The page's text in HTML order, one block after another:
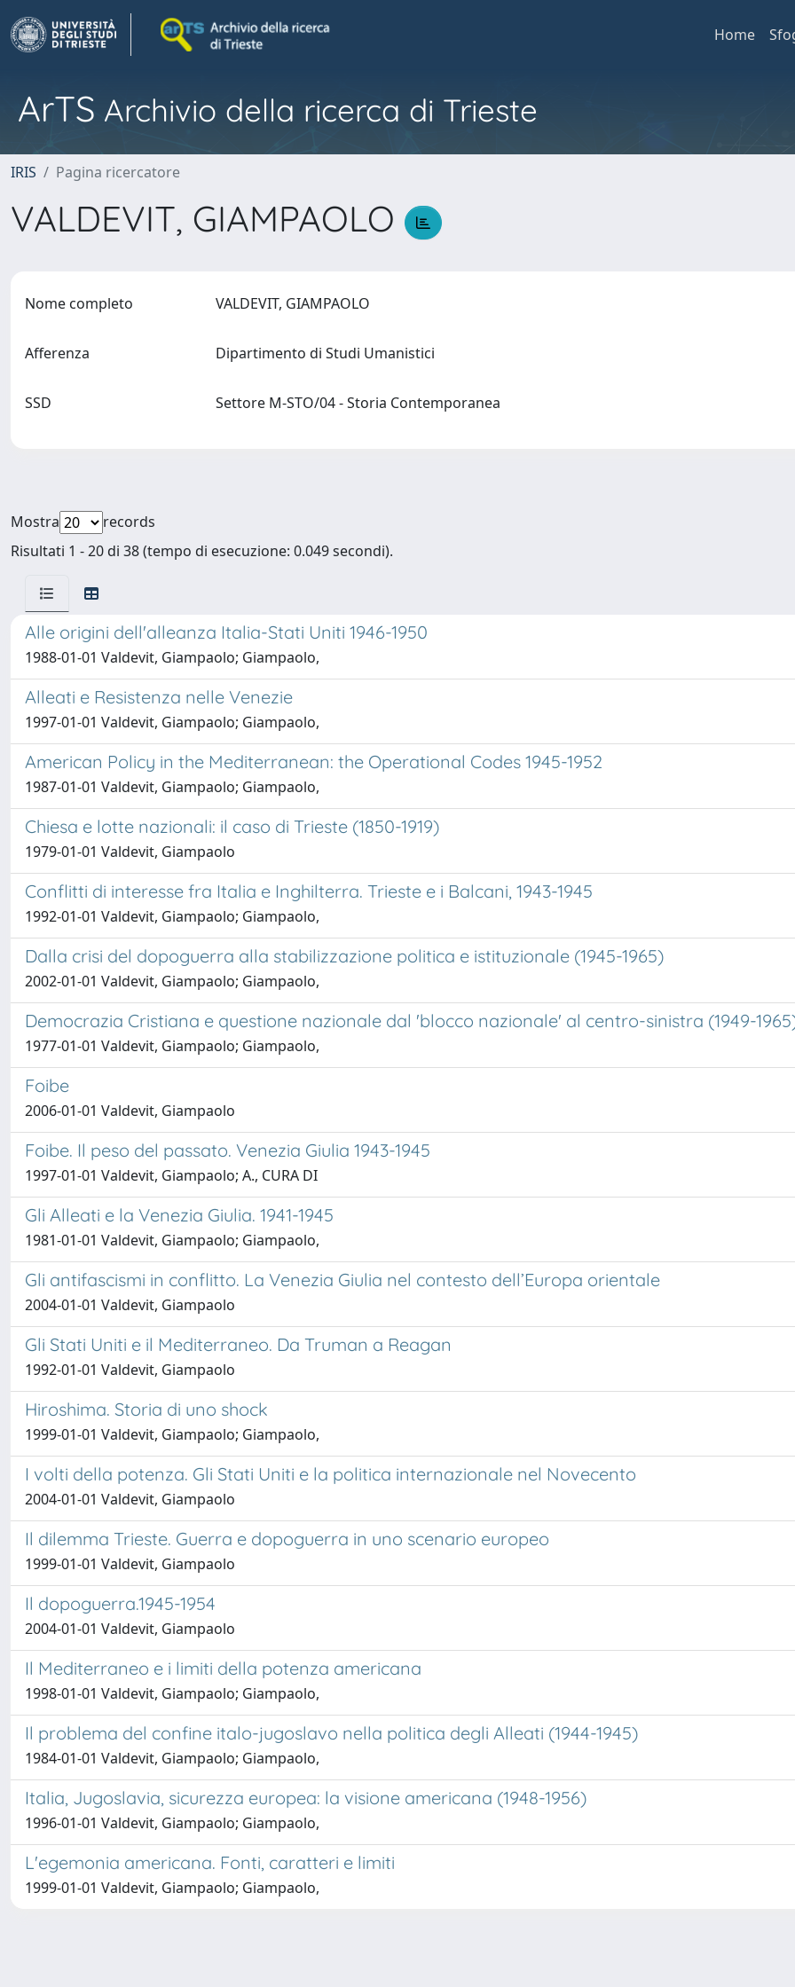
Home
ArTS Archivio della ricerca di Trieste
IRIS Pagina ricercatore
VALDEVIT, GIAMPAOLO
Nome completo VALDEVIT, GIAMPAOLO
Afferenza Dipartimento di Studi Umanistici
SSD Settore M-STO/04 - Storia Contemporanea
Mostra
records
Risultati 1 - 20 di 38 (tempo di esecuzione: 0.049 secondi).
Alle origini dell'alleanza Italia-Stati Uniti 1946-1950
1988-01-01 Valdevit, Giampaolo; Giampaolo,
Alleati e Resistenza nelle Venezie
1997-01-01 Valdevit, Giampaolo; Giampaolo,
American Policy in the Mediterranean: the Operational Codes 1945-1952
1987-01-01 Valdevit, Giampaolo; Giampaolo,
Chiesa e lotte nazionali: il caso di Trieste (1850-1919)
1979-01-01 Valdevit, Giampaolo
Conflitti di interesse fra Italia e Inghilterra. Trieste e i Balcani, 1943-1945
1992-01-01 Valdevit, Giampaolo; Giampaolo,
Dalla crisi del dopoguerra alla stabilizzazione politica e istituzionale (1945-1965)
2002-01-01 Valdevit, Giampaolo; Giampaolo,
Democrazia Cristiana e questione nazionale dal 'blocco nazionale' al centro-sinistra (1949-
1977-01-01 Valdevit, Giampaolo; Giampaolo,
Foibe
2006-01-01 Valdevit, Giampaolo
Foibe. Il peso del passato. Venezia Giulia 1943-1945
1997-01-01 Valdevit, Giampaolo; A., CURA DI
Gli Alleati e la Venezia Giulia. 1941-1945
1981-01-01 Valdevit, Giampaolo; Giampaolo,
Gli antifascismi in conflitto. La Venezia Giulia nel contesto dell’Europa orientale
2004-01-01 Valdevit, Giampaolo
Gli Stati Uniti e il Mediterraneo. Da Truman a Reagan
1992-01-01 Valdevit, Giampaolo
Hiroshima. Storia di uno shock
1999-01-01 Valdevit, Giampaolo; Giampaolo,
I volti della potenza. Gli Stati Uniti e la politica internazionale nel Novecento
2004-01-01 Valdevit, Giampaolo
Il dilemma Trieste. Guerra e dopoguerra in uno scenario europeo
1999-01-01 Valdevit, Giampaolo
Il dopoguerra.1945-1954
2004-01-01 Valdevit, Giampaolo
Il Mediterraneo e i limiti della potenza americana
1998-01-01 Valdevit, Giampaolo; Giampaolo,
Il problema del confine italo-jugoslavo nella politica degli Alleati (1944-1945)
1984-01-01 Valdevit, Giampaolo; Giampaolo,
Italia, Jugoslavia, sicurezza europea: la visione americana (1948-1956)
1996-01-01 Valdevit, Giampaolo; Giampaolo,
L'egemonia americana. Fonti, caratteri e limiti
1999-01-01 Valdevit, Giampaolo; Giampaolo,